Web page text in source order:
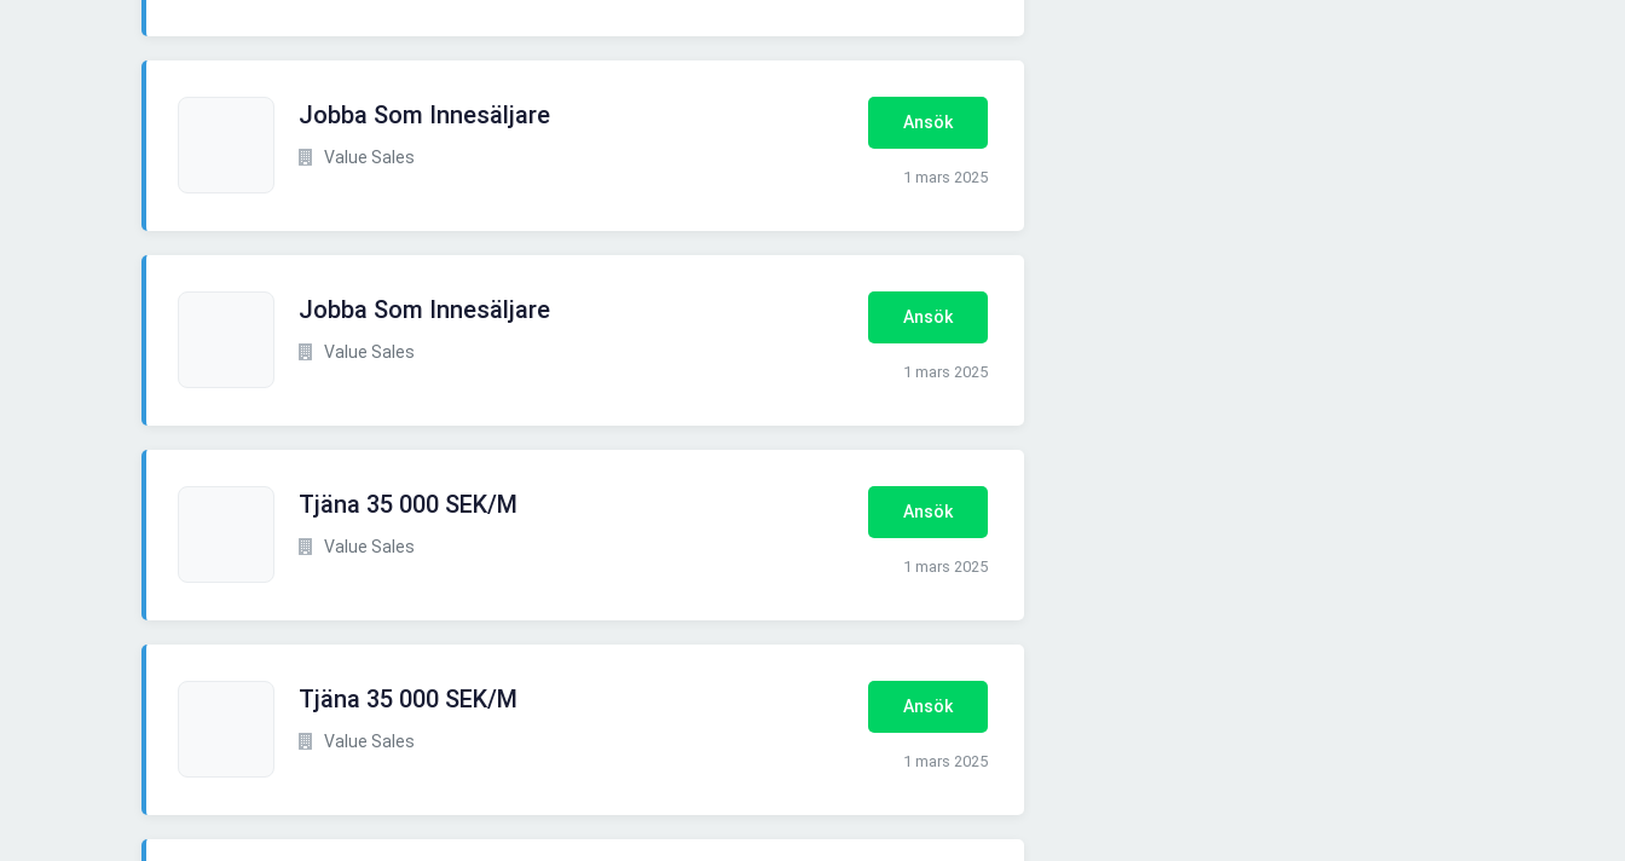
Jobba Som Innesäljare
Value Sales
Ansök
1 mars 2025
Jobba Som Innesäljare
Value Sales
Ansök
1 mars 2025
Tjäna 35 000 SEK/M
Value Sales
Ansök
1 mars 2025
Tjäna 35 000 SEK/M
Value Sales
Ansök
1 mars 2025